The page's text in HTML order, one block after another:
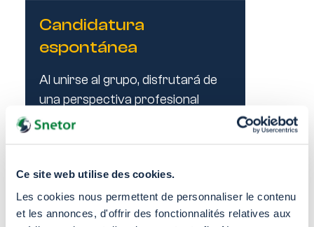
Ce site web utilise des cookies.
Les cookies nous permettent de personnaliser le contenu
et les annonces, d'offrir des fonctionnalités relatives aux
Candidatura
espontánea
Al unirse al grupo, disfrutará de
una perspectiva profesional
internacional enriquecedora,
oportunidad de explorar diversas
trayectorias profesionales
dentro de un entorno dinámico y